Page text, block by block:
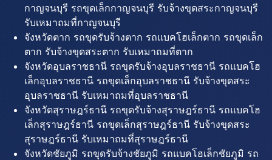
กาญจนบุรี รถขุดเล็กกาญจนบุรี รับจ้างขุดสระกาญจนบุรี
รับเหมาถมที่กาญจนบุรี
จังหวัดตาก รถขุดรับจ้างตาก รถแบคโฮเล็กตาก รถขุดเล็ก
ตาก รับจ้างขุดสระตาก รับเหมาถมที่ตาก
จังหวัดอุบลราชธานี รถขุดรับจ้างอุบลราชธานี รถแบคโฮ
เล็กอุบลราชธานี รถขุดเล็กอุบลราชธานี รับจ้างขุดสระ
อุบลราชธานี รับเหมาถมที่อุบลราชธานี
จังหวัดสุราษฎร์ธานี รถขุดรับจ้างสุราษฎร์ธานี รถแบคโฮ
เล็กสุราษฎร์ธานี รถขุดเล็กสุราษฎร์ธานี รับจ้างขุดสระ
สุราษฎร์ธานี รับเหมาถมที่สุราษฎร์ธานี
จังหวัดชัยภูมิ รถขุดรับจ้างชัยภูมิ รถแบคโฮเล็กชัยภูมิ รถ